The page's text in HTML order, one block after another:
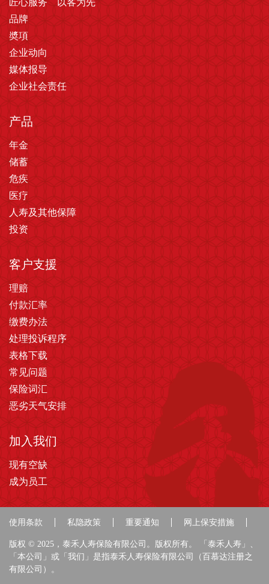
匠心服务 以客为先
品牌
奬項
企业动向
媒体报导
企业社会责任
产品
年金
储蓄
危疾
医疗
人寿及其他保障
投资
客户支援
理赔
付款汇率
缴费办法
处理投诉程序
表格下载
常见问题
保险词汇
恶劣天气安排
加入我们
现有空缺
成为员工
使用条款 私隐政策 重要通知 网上保安措施
版权 © 2025，泰禾人寿保险有限公司。版权所有。 「泰禾人寿」、
「本公司」或「我们」是指泰禾人寿保险有限公司（百慕达注册之
有限公司）。